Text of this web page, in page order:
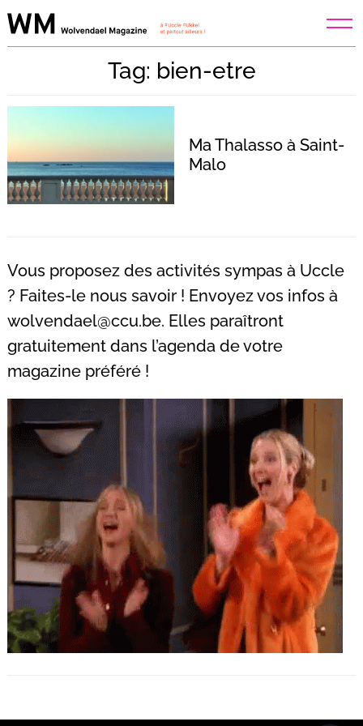
Skip
to
Tag: bien-etre
Ma Thalasso à Saint-
Malo
Vous proposez des activités sympas à Uccle
? Faites-le nous savoir ! Envoyez vos infos à
wolvendael@ccu.be. Elles paraîtront
gratuitement dans l’agenda de votre
magazine préféré !
Recherche
pour
: